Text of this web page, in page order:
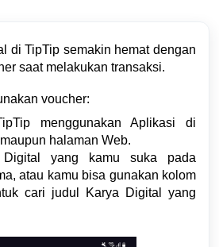
di TipTip semakin hemat dengan
saat melakukan transaksi.
voucher:
menggunakan Aplikasi di
halaman Web.
yang kamu suka pada
atau kamu bisa gunakan kolom
cari judul Karya Digital yang